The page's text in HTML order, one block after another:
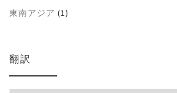
東南アジア (1)
翻訳